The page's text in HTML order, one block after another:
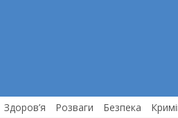
Здоров’я Розваги Безпека